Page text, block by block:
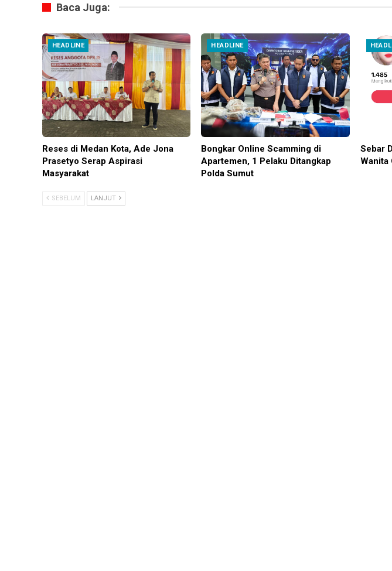
Baca Juga:
HEADLINE
Reses di Medan Kota, Ade Jona
Prasetyo Serap Aspirasi
Masyarakat
HEADLINE
Bongkar Online Scamming di
Apartemen, 1 Pelaku Ditangkap
Polda Sumut
Sebar
Wanita
SEBELUM LANJUT